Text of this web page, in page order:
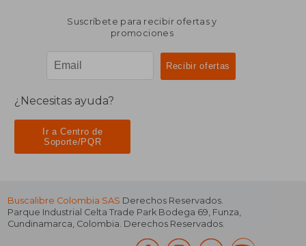
Suscríbete para recibir ofertas y
promociones
¿Necesitas ayuda?
Ir a Centro de
Soporte/PQR
Buscalibre Colombia SAS Derechos Reservados.
Parque Industrial Celta Trade Park Bodega 69, Funza,
Cundinamarca, Colombia. Derechos Reservados.